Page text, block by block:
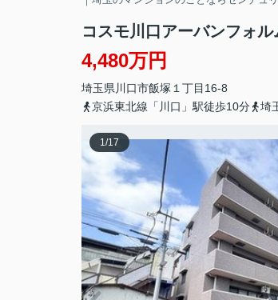
コスモ川口アーバンフォ
4,480万円
埼玉県 川口市飯塚 １丁目16-8
京浜東北線「川口」駅徒歩10分
埼
1/17